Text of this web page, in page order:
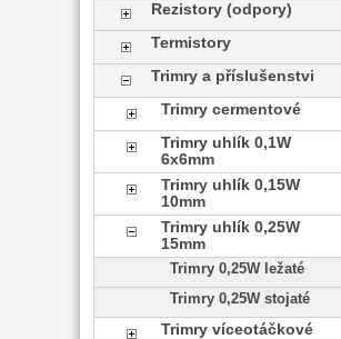
Rezistory (odpory)
Termistory
Trimry a příslušenstvi
Trimry cermentové
Trimry uhlík 0,1W
6x6mm
Trimry uhlík 0,15W
10mm
Trimry uhlík 0,25W
15mm
Trimry 0,25W ležaté
Trimry 0,25W stojaté
Trimry víceotáčkové